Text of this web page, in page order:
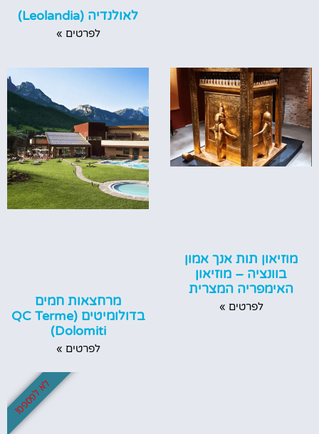
לאולנדיה (Leolandia)
לפרטים »
מוזיאון תות אנך אמון
בוונציה – מוזיאון
האימפריה המצרית
לפרטים »
מרחצאות חמים
בדולומיטים (QC Terme
Dolomiti)
לפרטים »
לא לפספס!